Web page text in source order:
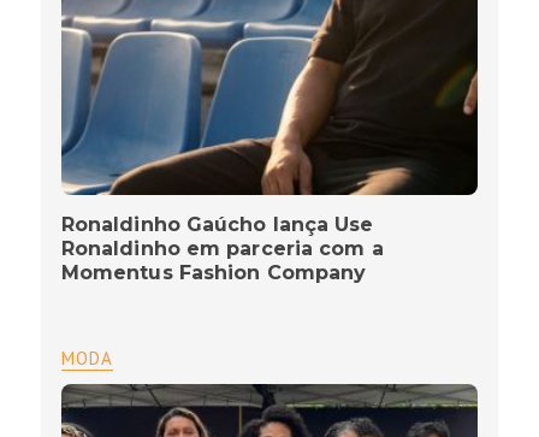
Ronaldinho Gaúcho lança Use
Ronaldinho em parceria com a
Momentus Fashion Company
MODA